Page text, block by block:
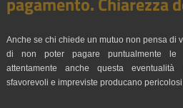
Anche se chi chiede un mutuo non pensa di
di non poter pagare puntualmente le
attentamente anche questa
sfavorevoli e impreviste producano